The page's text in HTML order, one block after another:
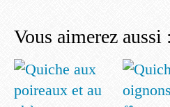
Vous aimerez aussi :